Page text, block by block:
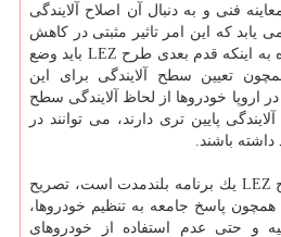
فنی و به دنبال آن اصلاح آلایندگی
یابد كه این امر تاثیر مثبتی در كاهش
دارد. وی با اشاره به اینكه قدم بعدی طرح LEZ باید وضع
تعیین سطح آلایندگی برای این
اروپا خودروها از لحاظ آلایندگی سطح
پایین تری دارند، می توانند در
باشند.
حسینی با تاكید بر اینكه طرح LEZ یك برنامه بلندمدت است، تصریح
پاسخ جامعه به تنظیم خودروها،
و حتی عدم استفاده از خودروهای